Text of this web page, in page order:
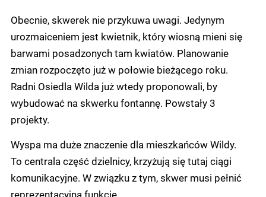
Obecnie, skwerek nie przykuwa uwagi. Jedynym
urozmaiceniem jest kwietnik, który wiosną mieni się
barwami posadzonych tam kwiatów. Planowanie
zmian rozpoczęto już w połowie bieżącego roku.
Radni Osiedla Wilda już wtedy proponowali, by
wybudować na skwerku fontannę. Powstały 3
projekty.
Wyspa ma duże znaczenie dla mieszkańców Wildy.
To centrala część dzielnicy, krzyżują się tutaj ciągi
komunikacyjne. W związku z tym, skwer musi pełnić
reprezentacyjną funkcję.